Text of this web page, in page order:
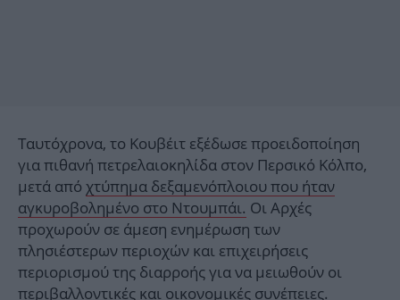
Ταυτόχρονα, το Κουβέιτ εξέδωσε προειδοποίηση
για πιθανή πετρελαιοκηλίδα στον Περσικό Κόλπο,
μετά από χτύπημα δεξαμενόπλοιου που ήταν
αγκυροβολημένο στο Ντουμπάι. Οι Aρχές
προχωρούν σε άμεση ενημέρωση των
πλησιέστερων περιοχών και επιχειρήσεις
περιορισμού της διαρροής για να μειωθούν οι
περιβαλλοντικές και οικονομικές συνέπειες.